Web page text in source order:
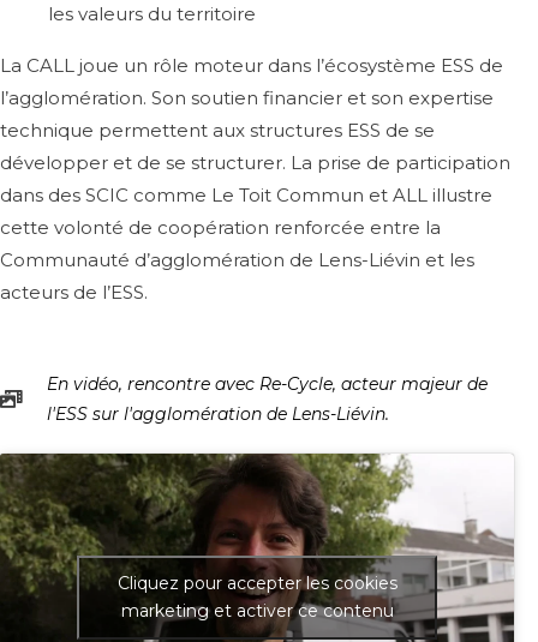
les valeurs du territoire
La CALL joue un rôle moteur dans l’écosystème ESS de
l’agglomération. Son soutien financier et son expertise
technique permettent aux structures ESS de se
développer et de se structurer. La prise de participation
dans des SCIC comme Le Toit Commun et ALL illustre
cette volonté de coopération renforcée entre la
Communauté d’agglomération de Lens-Liévin et les
acteurs de l’ESS.
En vidéo, rencontre avec Re-Cycle, acteur majeur de
l'ESS sur l'agglomération de Lens-Liévin.
Cliquez pour accepter les cookies
marketing et activer ce contenu